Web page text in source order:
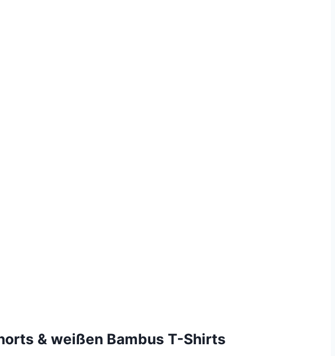
& weißen Bambus T-Shirts